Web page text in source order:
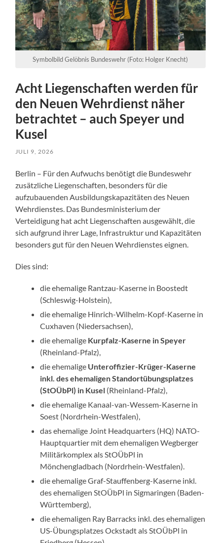
Symbolbild Gelöbnis Bundeswehr (Foto: Holger Knecht)
Acht Liegenschaften werden für
den Neuen Wehrdienst näher
betrachtet – auch Speyer und
Kusel
JULI 9, 2026
Berlin – Für den Aufwuchs benötigt die Bundeswehr
zusätzliche Liegenschaften, besonders für die
aufzubauenden Ausbildungskapazitäten des Neuen
Wehrdienstes. Das Bundesministerium der
Verteidigung hat acht Liegenschaften ausgewählt, die
sich aufgrund ihrer Lage, Infrastruktur und Kapazitäten
besonders gut für den Neuen Wehrdienstes eignen.
Dies sind:
die ehemalige Rantzau-Kaserne in Boostedt
(Schleswig-Holstein),
die ehemalige Hinrich-Wilhelm-Kopf-Kaserne in
Cuxhaven (Niedersachsen),
die ehemalige Kurpfalz-Kaserne in Speyer
(Rheinland-Pfalz),
die ehemalige Unteroffizier-Krüger-Kaserne
inkl. des ehemaligen Standortübungsplatzes
(StOÜbPl) in Kusel (Rheinland-Pfalz),
die ehemalige Kanaal-van-Wessem-Kaserne in
Soest (Nordrhein-Westfalen),
das ehemalige Joint Headquarters (HQ) NATO-
Hauptquartier mit dem ehemaligen Wegberger
Militärkomplex als StOÜbPl in
Mönchengladbach (Nordrhein-Westfalen).
die ehemalige Graf-Stauffenberg-Kaserne inkl.
des ehemaligen StOÜbPl in Sigmaringen (Baden-
Württemberg),
die ehemaligen Ray Barracks inkl. des ehemaligen
US-Übungsplatzes Ockstadt als StOÜbPl in